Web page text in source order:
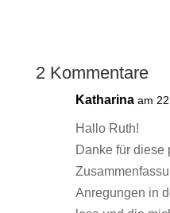
2 Kommentare
Katharina am
Hallo Ruth!
Danke für diese
Anregungen in